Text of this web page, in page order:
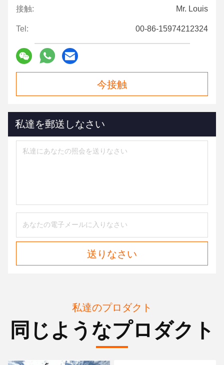
接触: Mr. Louis
Tel: 00-86-15974212324
今接触
私達を郵送しなさい
送りなさい
私達のプロダクト
同じようなプロダクト